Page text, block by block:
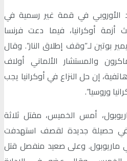
الأوروبي في قمة غير رسمية في
أوكرانيا، فيما دعت فرنسا
بوتين لـ”وقف إطلاق النار”. وقال
والمستشار الألماني أولاف
إن حل النزاع في أوكرانيا يجب
وروسيا”.
أمس الخميس، مقتل ثلاثة
حصيلة جديدة لقصف استهدفت
ماريوبول. وعلى صعيد منفصل قتل